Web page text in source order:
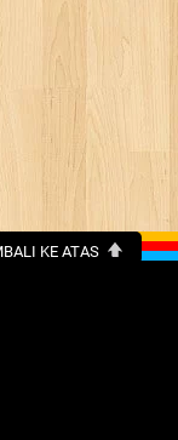
KE ATAS